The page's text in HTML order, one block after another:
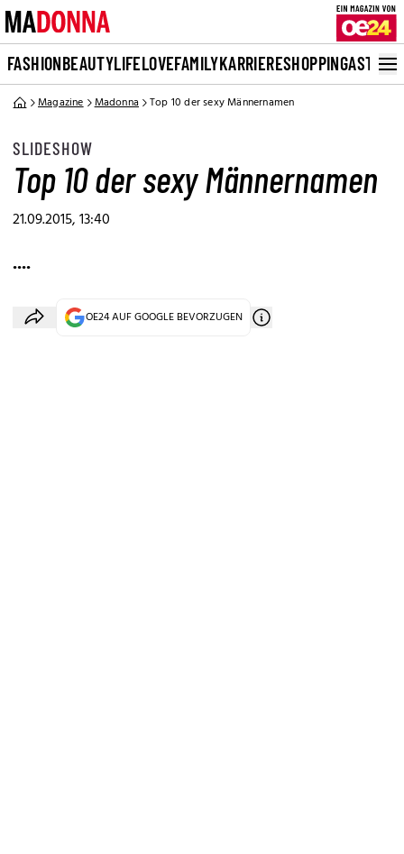
FASHIONBEAUTYLIFELOVEFAMILYKARRIERESHOPPINGASTRO
Magazine Madonna Top 10 der sexy Männernamen
SLIDESHOW
Top 10 der sexy Männernamen
21.09.2015, 13:40
....
OE24 AUF GOOGLE BEVORZUGEN